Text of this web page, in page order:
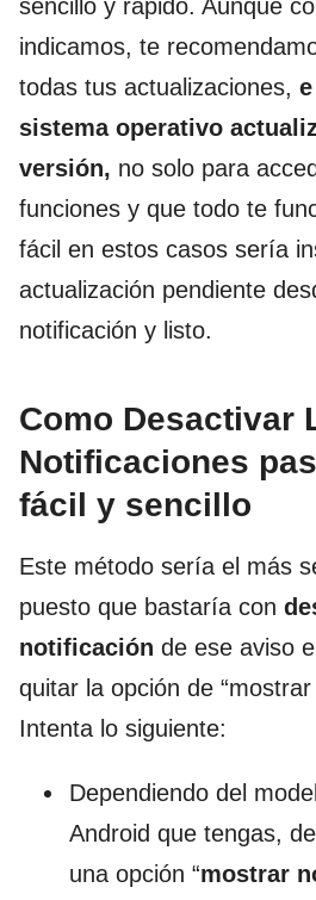
sencillo y rápido. Aunque
indicamos, te
todas tus actualizaciones,
sistema operativo
versión, no solo para
funciones y que todo te
fácil en estos casos sería
actualización pendiente
notificación y listo.
Como Desactivar
Notificaciones
fácil y sencillo
Este método sería el más
puesto que bastaría con
notificación de ese aviso
quitar la opción de
Intenta lo siguiente:
Dependiendo del
Android que tengas,
una opción “mostrar